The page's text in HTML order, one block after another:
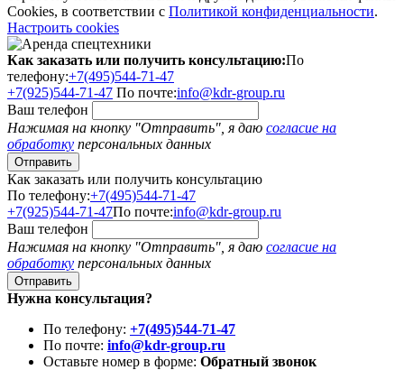
Cookies, в соответствии с Политикой конфиденциальности.
Настроить cookies
Как заказать или получить консультацию:По
телефону:+7(495)544-71-47
+7(925)544-71-47 По почте:info@kdr-group.ru
Ваш телефон
Нажимая на кнопку "Отправить", я даю согласие на
обработку персональных данных
Как заказать или получить консультацию
По телефону:+7(495)544-71-47
+7(925)544-71-47По почте:info@kdr-group.ru
Ваш телефон
Нажимая на кнопку "Отправить", я даю согласие на
обработку персональных данных
Нужна консультация?
По телефону: +7(495)544-71-47
По почте: info@kdr-group.ru
Оставьте номер в форме: Обратный звонок